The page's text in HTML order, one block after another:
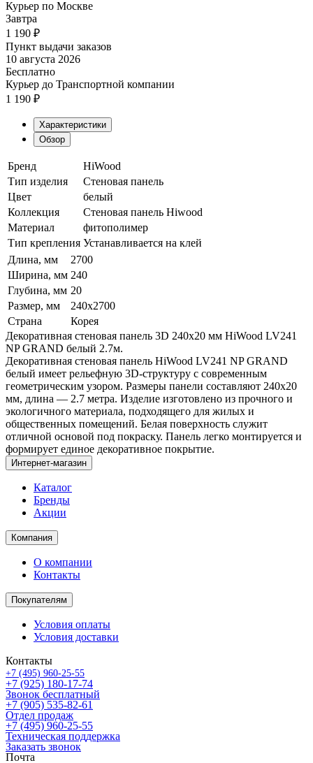
Курьер по Москве
Завтра
1 190 ₽
Пункт выдачи заказов
10 августа 2026
Бесплатно
Курьер до Транспортной компании
1 190 ₽
Характеристики
Обзор
Бренд
HiWood
Тип изделия
Стеновая панель
Цвет
белый
Коллекция
Стеновая панель Hiwood
Материал
фитополимер
Тип крепления Устанавливается на клей
Длина, мм
2700
Ширина, мм 240
Глубина, мм 20
Размер, мм
240х2700
Страна
Корея
Декоративная стеновая панель 3D 240х20 мм HiWood LV241
NP GRAND белый 2.7м.
Декоративная стеновая панель HiWood LV241 NP GRAND
белый имеет рельефную 3D-структуру с современным
геометрическим узором. Размеры панели составляют 240х20
мм, длина — 2.7 метра. Изделие изготовлено из прочного и
экологичного материала, подходящего для жилых и
общественных помещений. Белая поверхность служит
отличной основой под покраску. Панель легко монтируется и
формирует единое декоративное покрытие.
Интернет-магазин
Каталог
Бренды
Акции
Компания
О компании
Контакты
Покупателям
Условия оплаты
Условия доставки
Контакты
+7 (495) 960-25-55
+7 (925) 180-17-74
Звонок бесплатный
+7 (905) 535-82-61
Отдел продаж
+7 (495) 960-25-55
Техническая поддержка
Заказать звонок
Почта